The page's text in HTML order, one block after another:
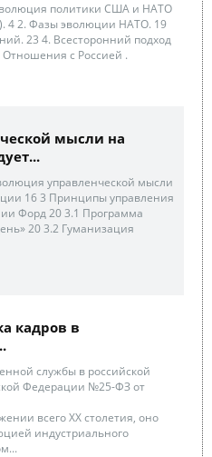
политики США и НАТО
4 2. Фазы эволюции НАТО. 19
23 4. Всесторонний подход
Отношения с Россией .
мысли на
управленческой мысли
16 3 Принципы управления
Форд 20 3.1 Программа
20 3.2 Гуманизация
кадров в
службы в российской
Федерации №25-ФЗ от
всего XX столетия, оно
индустриального